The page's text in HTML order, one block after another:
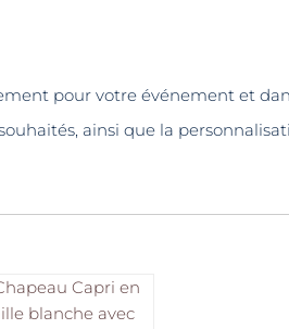
pour votre événement et
ainsi que la